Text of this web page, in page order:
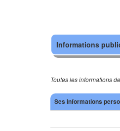
Informations
Toutes les informations
Ses informations